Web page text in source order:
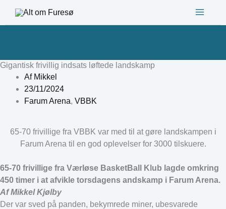
Gigantisk frivillig indsats løftede landskamp
AfMikkel
23/11/2024
Farum Arena, VBBK
65-70 frivillige fra VBBK var med til at gøre landskampen i
Farum Arena til en god oplevelser for 3000 tilskuere.
65-70 frivillige fra Værløse BasketBall Klub lagde omkring
450 timer i at afvikle torsdagens andskamp i Farum Arena.
Af Mikkel Kjølby
Der var sved på panden, bekymrede miner, ubesvarede